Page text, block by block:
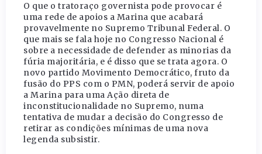
O que o tratoraço governista pode provocar é
uma rede de apoios a Marina que acabará
provavelmente no Supremo Tribunal Federal. O
que mais se fala hoje no Congresso Nacional é
sobre a necessidade de defender as minorias da
fúria majoritária, e é disso que se trata agora. O
novo partido Movimento Democrático, fruto da
fusão do PPS com o PMN, poderá servir de apoio
a Marina para uma Ação direta de
inconstitucionalidade no Supremo, numa
tentativa de mudar a decisão do Congresso de
retirar as condições mínimas de uma nova
legenda subsistir.